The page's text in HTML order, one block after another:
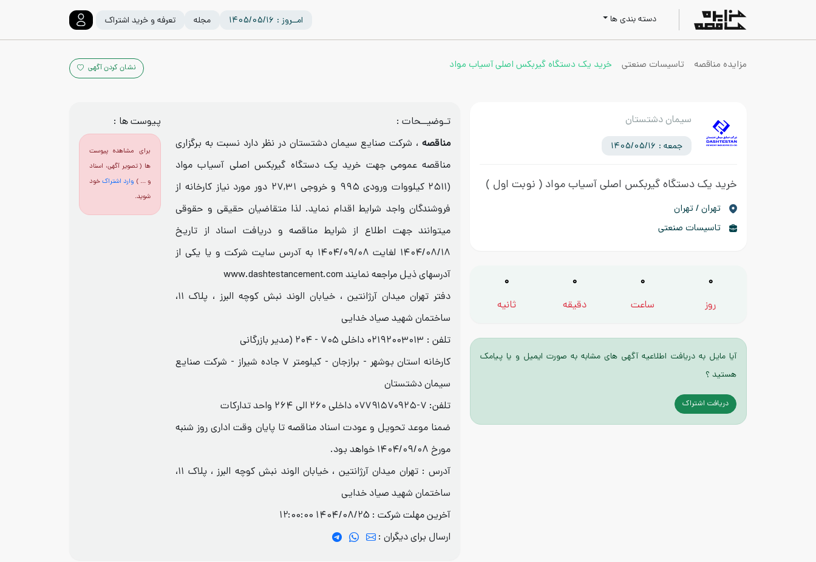
دسته بندی ها امــروز : 1405/05/16 مجله تعرفه و خرید اشتراک
مزایده مناقصه تاسیسات صنعتی خرید یک دستگاه گیربکس اصلی آسیاب مواد نشان کردن آگهی
سیمان دشتستان
جمعه : 1405/05/16
خرید یک دستگاه گیربکس اصلی آسیاب مواد ( نوبت اول )
تهران / تهران
تاسیسات صنعتی
0
روز
0
ساعت
0
دقیقه
0
ثانیه
آیا مایل به دریافت اطلاعیه آگهی های مشابه به صورت ایمیل و یا پیامک
هستید ؟
دریافت اشتراک
تـوضیــحات :
مناقصه، شرکت صنایع سیمان دشتستان در نظر دارد نسبت به برگزاری
مناقصه عمومی جهت خرید یک دستگاه گیربکس اصلی آسیاب مواد
(۲۵۱۱ کیلووات ورودی ۹۹۵ و خروجی ۲۷,۳۱ دور مورد نیاز کارخانه از
فروشندگان واجد شرایط اقدام نماید. لذا متقاضیان حقیقی و حقوقی
میتوانند جهت اطلاع از شرایط مناقصه و دریافت اسناد از تاریخ
۱۴۰۴/۰۸/۱۸ لغایت ۱۴۰۴/۰۹/۰۸ به آدرس سایت شرکت و یا یکی از
آدرسهای ذیل مراجعه نمایند www.dashtestancement.com
دفتر تهران میدان آرژانتین ، خیابان الوند نبش کوچه البرز ، پلاک ۱۱،
ساختمان شهید صیاد خدایی
تلفن : ۰۲۱۹۲۰۰۳۰۱۳ داخلی ۷۰۵ - ۲۰۴ (مدیر بازرگانی
کارخانه استان بوشهر - برازجان - کیلومتر ۷ جاده شیراز - شرکت صنایع
سیمان دشتستان
تلفن: ۷-۰۷۷۹۱۵۷۰۹۲۵ داخلی ۲۶۰ الی ۲۶۴ واحد تدارکات
ضمنا موعد تحویل و عودت اسناد مناقصه تا پایان وقت اداری روز شنبه
مورخ ۱۴۰۴/۰۹/۰۸ خواهد بود.
آدرس : تهران میدان آرژانتین ، خیابان الوند نبش کوچه البرز ، پلاک ۱۱،
ساختمان شهید صیاد خدایی
آخرین مهلت شرکت : 1404/08/25 12:00:00
ارسال برای دیگران :
پیوست ها :
برای مشاهده پیوست
ها ( تصویر آگهی، اسناد
و ... ) وارد اشتراکخود
شوید.